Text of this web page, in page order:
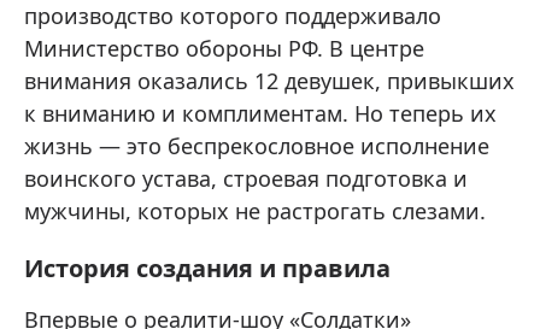
производство которого поддерживало
Министерство обороны РФ. В центре
внимания оказались 12 девушек, привыкших
к вниманию и комплиментам. Но теперь их
жизнь — это беспрекословное исполнение
воинского устава, строевая подготовка и
мужчины, которых не растрогать слезами.
История создания и правила
Впервые о реалити-шоу «Солдатки»